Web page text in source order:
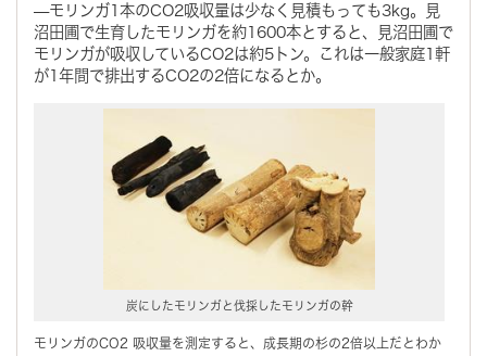
—モリンガ1本のCO2吸収量は少なく見積もっても3kg。見
沼田圃で生育したモリンガを約1600本とすると、見沼田圃で
モリンガが吸収しているCO2は約5トン。これは一般家庭1軒
が1年間で排出するCO2の2倍になるとか。
炭にしたモリンガと伐採したモリンガの幹
モリンガのCO2 吸収量を測定すると、成長期の杉の2倍以上だとわか